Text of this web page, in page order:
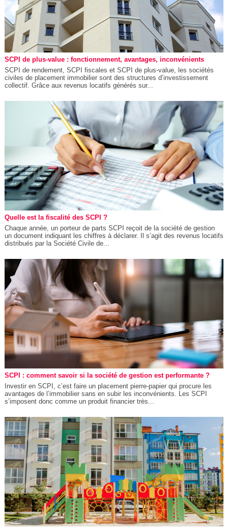
SCPI de plus-value : fonctionnement, avantages, inconvénients
SCPI de rendement, SCPI fiscales et SCPI de plus-value, les sociétés
civiles de placement immobilier sont des structures d’investissement
collectif. Grâce aux revenus locatifs générés sur...
Quelle est la fiscalité des SCPI ?
Chaque année, un porteur de parts SCPI reçoit de la société de gestion
un document indiquant les chiffres à déclarer. Il s’agit des revenus locatifs
distribués par la Société Civile de...
SCPI : comment savoir si la société de gestion est performante ?
Investir en SCPI, c’est faire un placement pierre-papier qui procure les
avantages de l’immobilier sans en subir les inconvénients. Les SCPI
s’imposent donc comme un produit financier très...